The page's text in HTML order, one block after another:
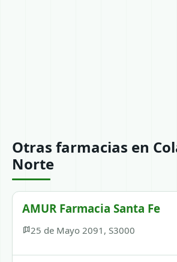
Otras farmacias en
Norte
AMUR Farmacia Santa Fe
25 de Mayo 2091, S3000